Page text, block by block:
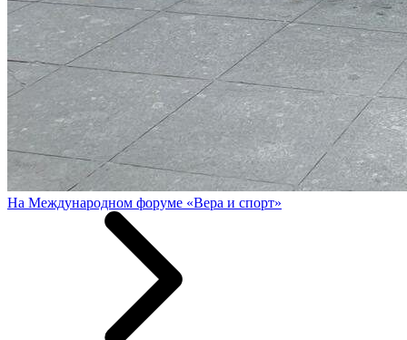
На Международном форуме «Вера и спорт»